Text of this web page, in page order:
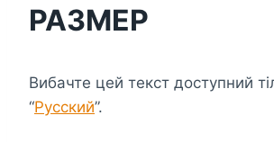
РАЗМЕР
Вибачте цей текст доступний
“Русский”.